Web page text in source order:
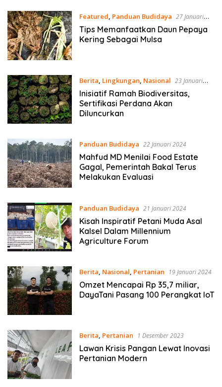
Featured, Panduan Budidaya 27 Januari
2024
Tips Memanfaatkan Daun Pepaya
Kering Sebagai Mulsa
Berita Lingkungan Nasional 23 Januari
2024
Inisiatif Ramah Biodiversitas,
Sertifikasi Perdana Akan
Diluncurkan
Panduan Budidaya 22 Januari 2024
Mahfud MD Menilai Food Estate
Gagal, Pemerintah Bakal Terus
Melakukan Evaluasi
Panduan Budidaya 21 Januari 2024
Kisah Inspiratif Petani Muda Asal
Kalsel Dalam Millennium
Agriculture Forum
Berita, Nasional, Pertanian 19 Januari 2024
Omzet Mencapai Rp 35,7 miliar,
DayaTani Pasang 100 Perangkat IoT
Berita, Pertanian 1 Desember 2023
Lawan Krisis Pangan Lewat Inovasi
Pertanian Modern